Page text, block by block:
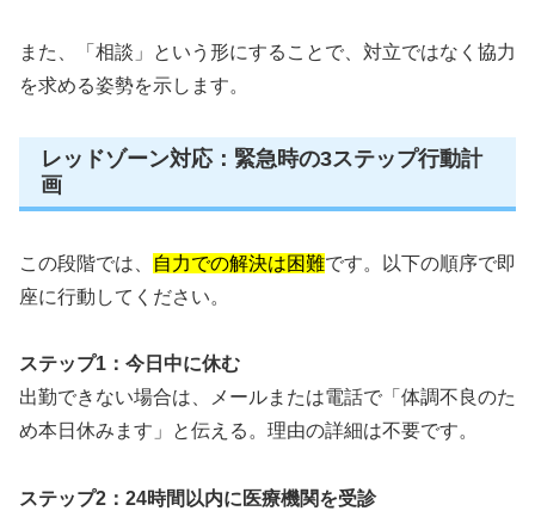
また、「相談」という形にすることで、対立ではなく協力
を求める姿勢を示します。
レッドゾーン対応：緊急時の3ステップ行動計
画
この段階では、 自力での解決は困難です。以下の順序で即
座に行動してください。
ステップ1：今日中に休む
出勤できない場合は、メールまたは電話で「体調不良のた
め本日休みます」と伝える。理由の詳細は不要です。
ステップ2：24時間以内に医療機関を受診